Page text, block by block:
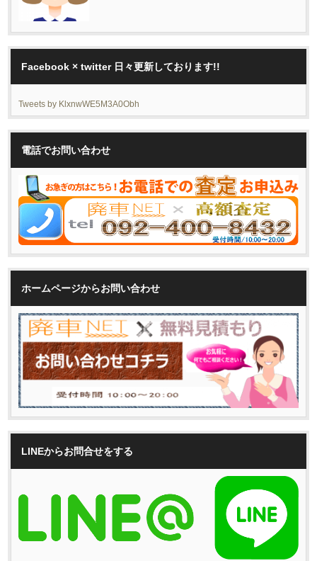
Facebook × twitter 日々更新しております!!
Tweets by KlxnwWE5M3A0Obh
電話でお問い合わせ
ホームページからお問い合わせ
LINEからお問合せをする